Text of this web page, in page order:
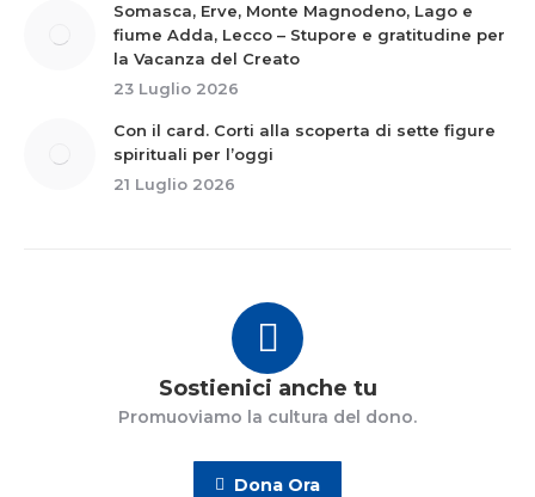
Somasca, Erve, Monte Magnodeno, Lago e
fiume Adda, Lecco – Stupore e gratitudine per
la Vacanza del Creato
23 Luglio 2026
Con il card. Corti alla scoperta di sette figure
spirituali per l’oggi
21 Luglio 2026
Sostienici anche tu
Promuoviamo la cultura del dono.
Dona Ora